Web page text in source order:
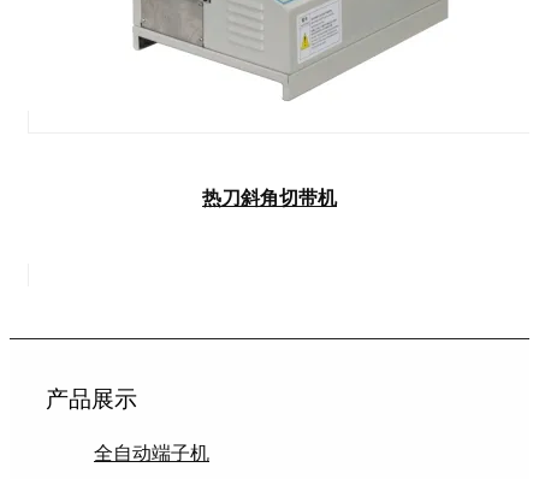
热刀斜角切带机
产品展示
全自动端子机